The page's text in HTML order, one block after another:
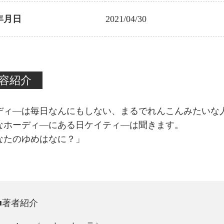
月日 2021/04/30
紹介
ィ―は毎日なんにもしない、まるでれんこんみたいな
ホーディ―にある日ケイティ―は聞きます。
のゆめはなに？」
者紹介